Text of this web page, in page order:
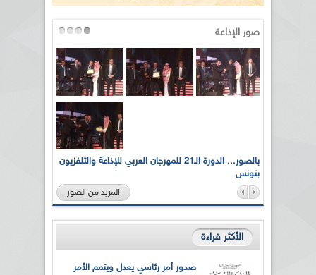
صور الإذاعة
بالصور... الدورة الـ21 للمهرجان العربي للإذاعة والتلفزيون
بتونس
المزيد من الصور
الأكثر قراءة
صدور أمر رئاسي يعدل ويتمم الأمر